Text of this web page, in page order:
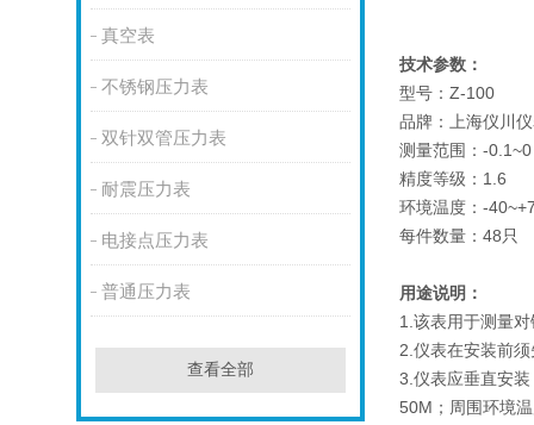
真空表
不锈钢压力表
双针双管压力表
耐震压力表
电接点压力表
普通压力表
查看全部
技术参数：
型号：Z-100
品牌：上海仪川
测量范围：-0.1~0
精度等级：1.6
环境温度：-
每件数量：48只
用途说明：
1.该表用于测量
2.仪表在安装前
3.仪表应垂直安
50M；周围环境